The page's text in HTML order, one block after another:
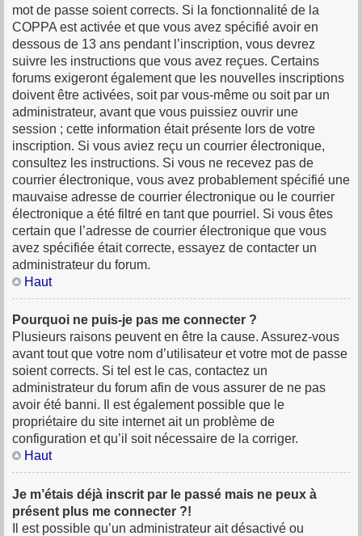
mot de passe soient corrects. Si la fonctionnalité de la
COPPA est activée et que vous avez spécifié avoir en
dessous de 13 ans pendant l’inscription, vous devrez
suivre les instructions que vous avez reçues. Certains
forums exigeront également que les nouvelles inscriptions
doivent être activées, soit par vous-même ou soit par un
administrateur, avant que vous puissiez ouvrir une
session ; cette information était présente lors de votre
inscription. Si vous aviez reçu un courrier électronique,
consultez les instructions. Si vous ne recevez pas de
courrier électronique, vous avez probablement spécifié une
mauvaise adresse de courrier électronique ou le courrier
électronique a été filtré en tant que pourriel. Si vous êtes
certain que l’adresse de courrier électronique que vous
avez spécifiée était correcte, essayez de contacter un
administrateur du forum.
Haut
Pourquoi ne puis-je pas me connecter ?
Plusieurs raisons peuvent en être la cause. Assurez-vous
avant tout que votre nom d’utilisateur et votre mot de passe
soient corrects. Si tel est le cas, contactez un
administrateur du forum afin de vous assurer de ne pas
avoir été banni. Il est également possible que le
propriétaire du site internet ait un problème de
configuration et qu’il soit nécessaire de la corriger.
Haut
Je m’étais déjà inscrit par le passé mais ne peux à
présent plus me connecter ?!
Il est possible qu’un administrateur ait désactivé ou